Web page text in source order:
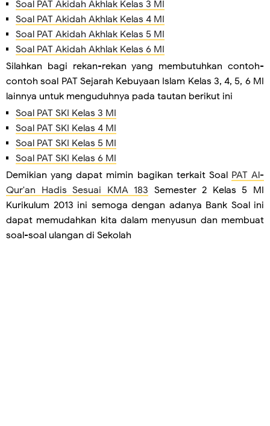
Soal PAT Akidah Akhlak Kelas 3 MI
Soal PAT Akidah Akhlak Kelas 4 MI
Soal PAT Akidah Akhlak Kelas 5 MI
Soal PAT Akidah Akhlak Kelas 6 MI
Silahkan bagi rekan-rekan yang membutuhkan contoh-
contoh soal PAT Sejarah Kebuyaan Islam Kelas 3, 4, 5, 6 MI
lainnya untuk menguduhnya pada tautan berikut ini
Soal PAT SKI Kelas 3 MI
Soal PAT SKI Kelas 4 MI
Soal PAT SKI Kelas 5 MI
Soal PAT SKI Kelas 6 MI
Demikian yang dapat mimin bagikan terkait Soal PAT Al-
Qur'an Hadis Sesuai KMA 183 Semester 2 Kelas 5 MI
Kurikulum 2013 ini semoga dengan adanya Bank Soal ini
dapat memudahkan kita dalam menyusun dan membuat
soal-soal ulangan di Sekolah